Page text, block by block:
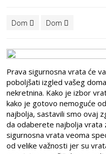
Dom Dom
Prava sigurnosna vrata će
poboljšati izgled vašeg
nekretnina. Kako je izbor
kako je gotovo nemoguće
najbolja, sastavili smo ovaj
da odaberete najbolja vrata
sigurnosna vrata veoma
od velike važnosti jer su